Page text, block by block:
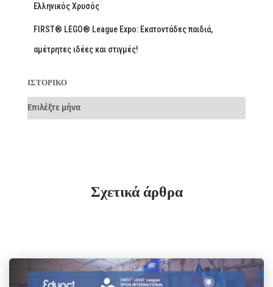
Ελληνικός Χρυσός
FIRST® LEGO® League Expo: Εκατοντάδες παιδιά,
αμέτρητες ιδέες και στιγμές!
ΙΣΤΟΡΙΚΌ
Σχετικά άρθρα